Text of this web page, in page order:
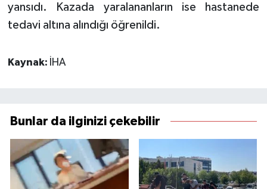
yansıdı. Kazada yaralananların ise hastanede
tedavi altına alındığı öğrenildi.
Kaynak: İHA
Bunlar da ilginizi çekebilir